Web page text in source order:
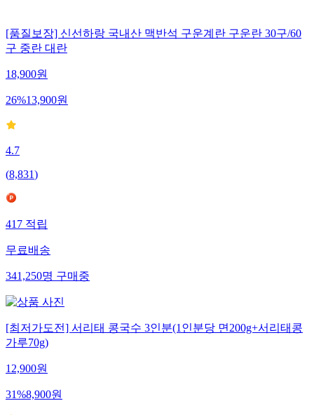
[품질보장] 신선하랑 국내산 맥반석 구운계란 구운란 30구/60
구 중란 대란
18,900원
26%13,900원
4.7
(8,831)
417적립
무료배송
341,250명구매중
[최저가도전] 서리태 콩국수 3인분(1인분당 면200g+서리태콩
가루70g)
12,900원
31%8,900원